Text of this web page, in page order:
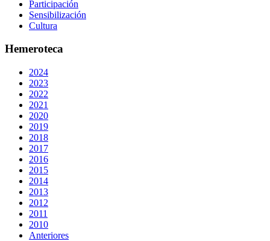
Participación
Sensibilización
Cultura
Hemeroteca
2024
2023
2022
2021
2020
2019
2018
2017
2016
2015
2014
2013
2012
2011
2010
Anteriores